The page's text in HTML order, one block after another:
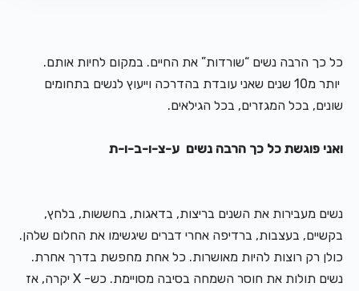
כל כך הרבה נשים “שורדות” את החיים. במקום לחיות אותם.
יותר מ10 שנים שאני עובדת בהדרכה וייעוץ לנשים בתחומים
שונים, בכל המגזרים, בכל הגילאים.
ואני פוגשת כל כך הרבה נשים ע-צ-ו-ב-ו-ת
נשים מעבירות את השנים בריצות, בדאגות, בחששות, בלחץ,
בקשיים, בעצבות, ברדיפה אחרי דברים שיגשימו את החלום שלהן.
כולן רק רוצות להיות מאושרות. כל אחת מחפשת בדרך אחרת.
נשים תולות את חוסר השמחה בסיבה מסויימת. כש- X יקרה, אז